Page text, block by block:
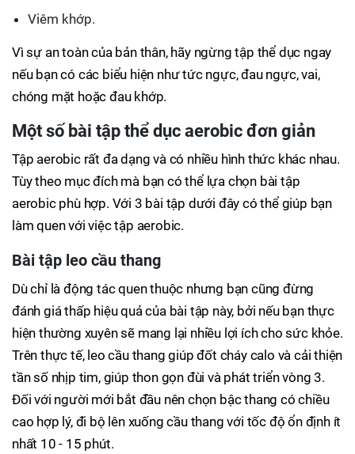
Viêm khớp.
Vì sự an toàn của bản thân, hãy ngừng tập thể dục ngay
nếu bạn có các biểu hiện như tức ngực, đau ngực, vai,
chóng mặt hoặc đau khớp.
Một số bài tập thể dục aerobic đơn giản
Tập aerobic rất đa dạng và có nhiều hình thức khác nhau.
Tùy theo mục đích mà bạn có thể lựa chọn bài tập
aerobic phù hợp. Với 3 bài tập dưới đây có thể giúp bạn
làm quen với việc tập aerobic.
Bài tập leo cầu thang
Dù chỉ là động tác quen thuộc nhưng bạn cũng đừng
đánh giá thấp hiệu quả của bài tập này, bởi nếu bạn thực
hiện thường xuyên sẽ mang lại nhiều lợi ích cho sức khỏe.
Trên thực tế, leo cầu thang giúp đốt cháy calo và cải thiện
tần số nhịp tim, giúp thon gọn đùi và phát triển vòng 3.
Đối với người mới bắt đầu nên chọn bậc thang có chiều
cao hợp lý, đi bộ lên xuống cầu thang với tốc độ ổn định ít
nhất 10 - 15 phút.